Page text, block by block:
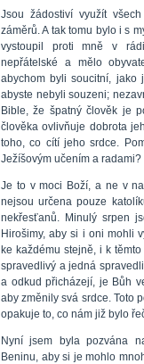
Jsou žádostiví využít
záměrů. A tak tomu bylo i s
vystoupil proti mně v
nepřátelské a mělo
abychom byli soucitní, jako
abyste nebyli souzeni;
Bible, že špatný člověk je
člověka ovlivňuje dobrota
toho, co cítí jeho srdce.
Ježíšovým učením a
Je to v moci Boží, a ne v
nejsou určena pouze
nekřesťanů. Minulý srpen
Hirošimy, aby si i oni mohli
ke každému stejně, i k
spravedlivý a jedná
a odkud přicházejí, je Bůh
aby změnily svá srdce. Toto
opakuje to, co nám již bylo
Nyní jsem byla pozvána
Beninu, aby si je mohlo